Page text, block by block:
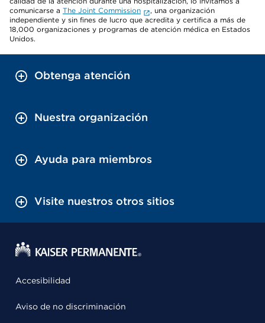
comunicarse a The Joint Commission
, una organización
independiente y sin fines de lucro que acredita y certifica a más de
18,000 organizaciones y programas de atención médica en Estados
Unidos.
Obtenga atención
Nuestra organización
Ayuda para miembros
Visite nuestros otros sitios
Accesibilidad
Aviso de no discriminación